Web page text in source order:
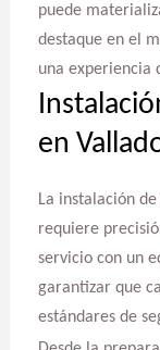
puede
destaque en el
una experiencia
en
La instalación
requiere
servicio con un
garantizar que
estándares de